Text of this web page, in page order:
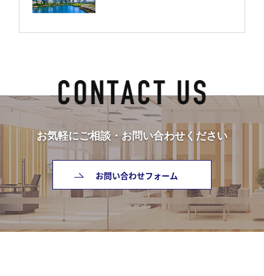
お気軽にご相談・お問い合わせください
お問い合わせフォーム